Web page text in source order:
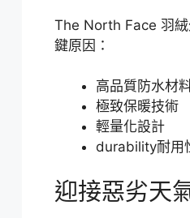
The North Face 羽絨
鍵原因：
高品質防水材
極致保暖技術
輕量化設計
durability耐用
迎接惡劣天